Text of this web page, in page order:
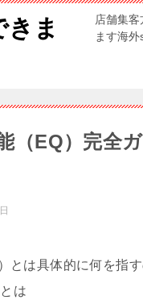
ま
店舗集
ます海
（EQ）完全
とは具体的に何を指
は